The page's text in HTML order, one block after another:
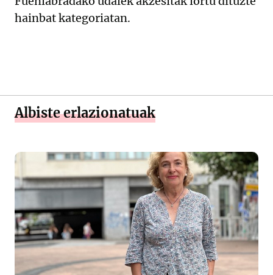
hainbat kategoriatan.
Albiste erlazionatuak